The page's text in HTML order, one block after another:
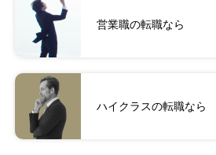
営業職の転職なら
ハイクラスの転職なら